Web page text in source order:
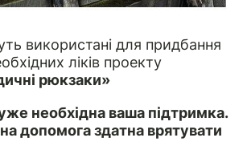
використані для придбання
ліків проекту
рюкзаки»
необхідна ваша підтримка.
допомога здатна врятувати